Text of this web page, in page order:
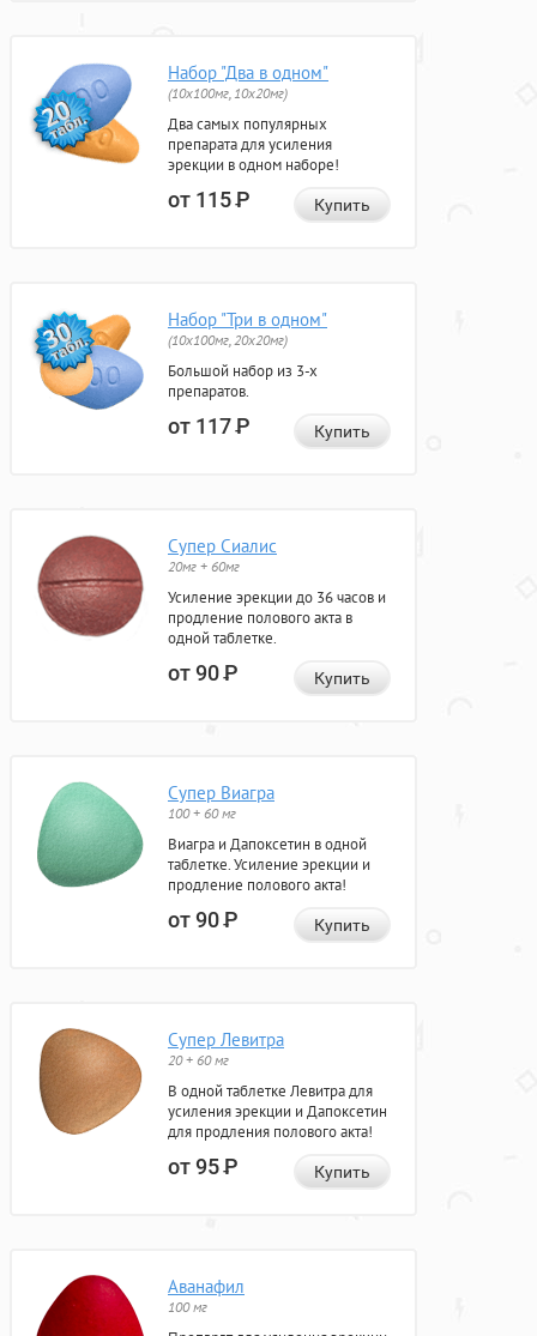
Набор "Два в одном"
(10x100мг, 10x20мг)
Два самых популярных
препарата для усиления
эрекции в одном наборе!
от 115Р Купить
Набор "Три в одном"
(10x100мг, 20x20мг)
Большой набор из 3-х
препаратов.
от 117Р Купить
Супер Сиалис
20мг + 60мг
Усиление эрекции до 36 часов и
продление полового акта в
одной таблетке.
от 90Р Купить
Супер Виагра
100 + 60 мг
Виагра и Дапоксетин в одной
таблетке. Усиление эрекции и
продление полового акта!
от 90Р Купить
Супер Левитра
20 + 60 мг
В одной таблетке Левитра для
усиления эрекции и Дапоксетин
для продления полового акта!
от 95Р Купить
Аванафил
100 мг